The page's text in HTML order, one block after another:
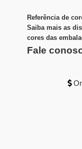
Referência de
Saiba mais as
cores das
Fale